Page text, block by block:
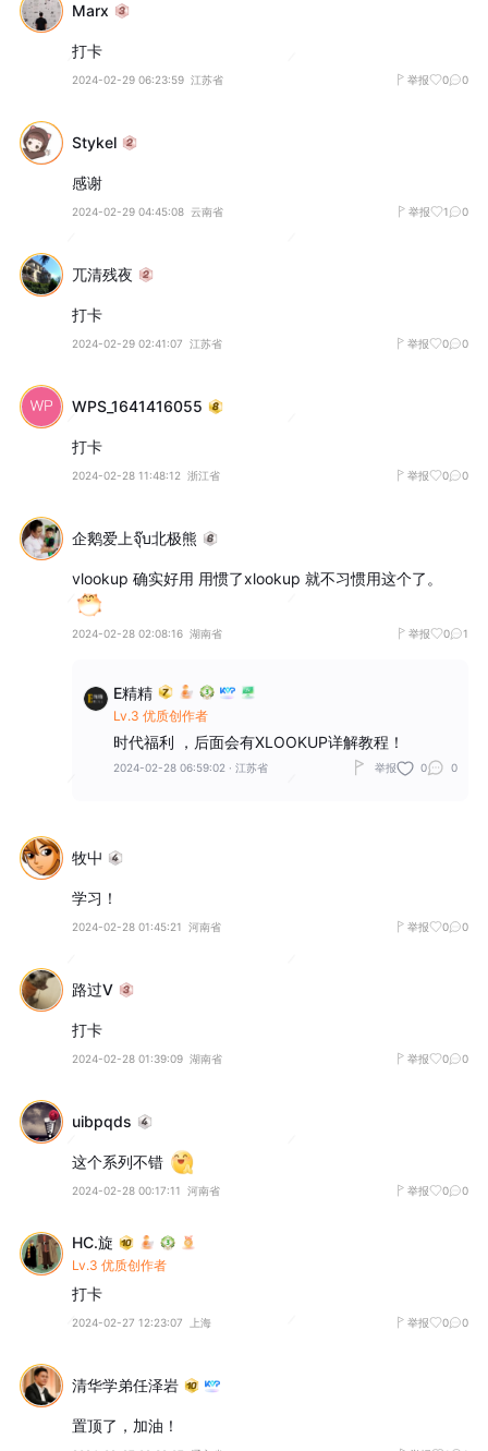
Marx
打卡
2024-02-29 06:23:59 江苏省 举报 0 0
Stykel
感谢
2024-02-29 04:45:08 云南省 举报 1 0
兀清残夜
打卡
2024-02-29 02:41:07 江苏省 举报 0 0
WPS_1641416055
打卡
2024-02-28 11:48:12 浙江省 举报 0 0
企鹅爱上จุ๊บ北极熊
vlookup 确实好用 用惯了xlookup 就不习惯用这个了。
2024-02-28 02:08:16 湖南省 举报 0 1
E精精
Lv.3 优质创作者
时代福利 ，后面会有XLOOKUP详解教程！
2024-02-28 06:59:02 · 江苏省 举报 0 0
牧屮
学习！
2024-02-28 01:45:21 河南省 举报 0 0
路过V
打卡
2024-02-28 01:39:09 湖南省 举报 0 0
uibpqds
这个系列不错
2024-02-28 00:17:11 河南省 举报 0 0
HC.旋
Lv.3 优质创作者
打卡
2024-02-27 12:23:07 上海 举报 0 0
清华学弟任泽岩
置顶了，加油！